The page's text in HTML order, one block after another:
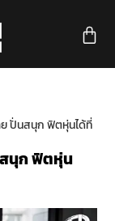
ย ปั่นสนุก ฟิตหุ่นได้ที่
สนุก ฟิตหุ่น